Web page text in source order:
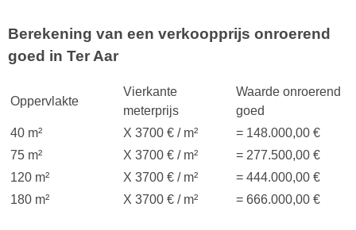
Berekening van een verkoopprijs onroerend
goed in Ter Aar
Oppervlakte
Vierkante
meterprijs
Waarde onroerend
goed
40 m²
X 3700 € / m²
= 148.000,00 €
75 m²
X 3700 € / m²
= 277.500,00 €
120 m²
X 3700 € / m²
= 444.000,00 €
180 m²
X 3700 € / m² = 666.000,00 €